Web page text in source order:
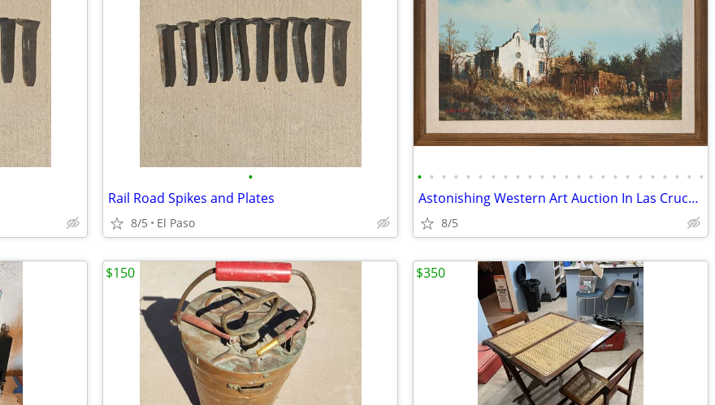
•
Rail Road Spikes and Plates
8/5 El Paso
• • • • • • • • • • • • • • • • • • • • • • • •
Astonishing Western Art Auction In Las Cruces - Starts August 27th
8/5
$150 $350